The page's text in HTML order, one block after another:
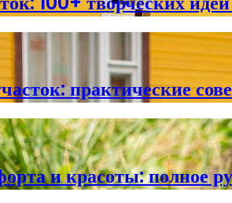
практические
и красоты: полное